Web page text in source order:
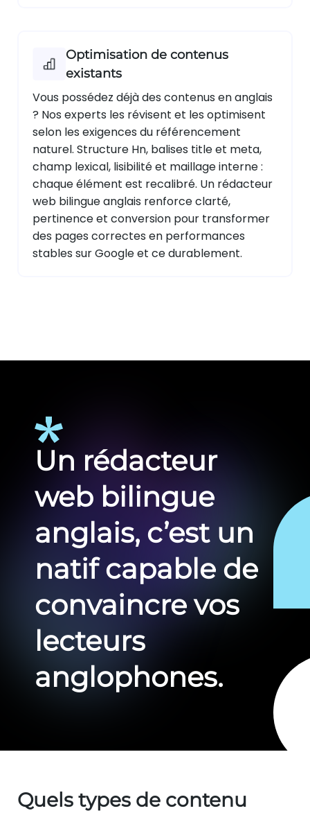
Optimisation de contenus
existants
Vous possédez déjà des contenus en anglais
? Nos experts les révisent et les optimisent
selon les exigences du référencement
naturel. Structure Hn, balises title et meta,
champ lexical, lisibilité et maillage interne :
chaque élément est recalibré. Un rédacteur
web bilingue anglais renforce clarté,
pertinence et conversion pour transformer
des pages correctes en performances
stables sur Google et ce durablement.
Un rédacteur
web bilingue
anglais, c’est un
natif capable de
convaincre vos
lecteurs
anglophones.
Quels types de contenu